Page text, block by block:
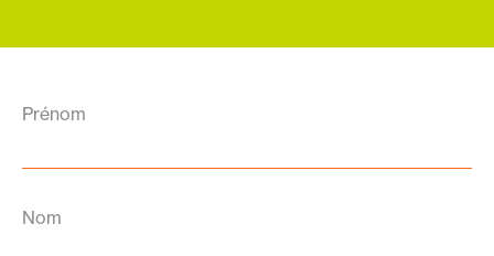
Prénom
Nom